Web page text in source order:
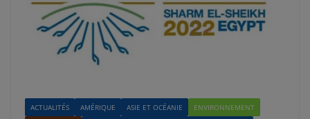
ACTUALITÉS AMÉRIQUE ASIE ET OCÉANIE
ENVIRONNEMENT